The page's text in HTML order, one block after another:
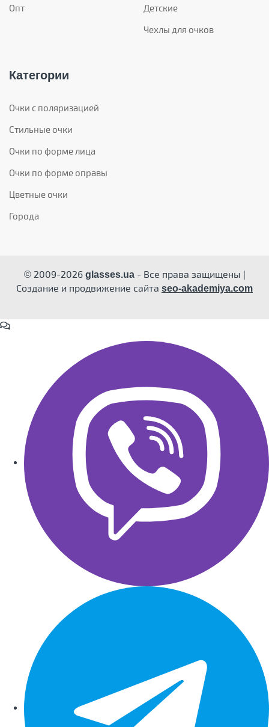
Опт
Детские
Чехлы для очков
Категории
Очки с поляризацией
Стильные очки
Очки по форме лица
Очки по форме оправы
Цветные очки
Города
© 2009-2026glasses.ua- Все права защищены |
Создание и продвижение сайта seo-akademiya.com